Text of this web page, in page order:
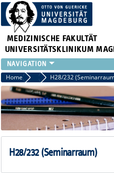
MEDIZINISCHE FAKULTÄT
UNIVERSITÄTSKLINIKUM
INSTITUTE
KLINIKEN
ZENTRALE EINRICHTUNGEN
FORSCHUNG
ÜBER UNS
INTERNATIONAL
Home Seminarräume
H28/232
H28/232 (Seminarraum)